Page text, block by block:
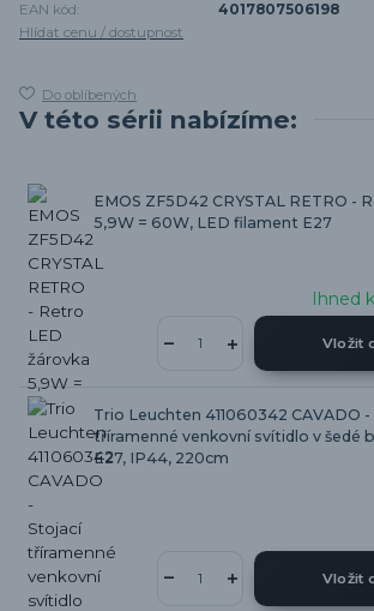
EAN kód:
4017807506198
Hlídat cenu / dostupnost
Do oblíbených
V této sérii nabízíme:
EMOS ZF5D42 CRYSTAL RETRO -
5,9W = 60W, LED filament E27
Ihned
Vložit
Trio Leuchten 411060342 CAVADO
tříramenné venkovní svítidlo v šedé
E27, IP44, 220cm
Vložit